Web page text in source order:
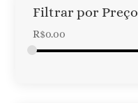
Filtrar por Preço
R$0.00